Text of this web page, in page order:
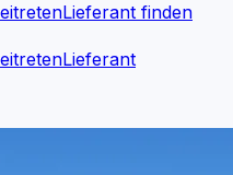
Lieferant finden
Lieferant